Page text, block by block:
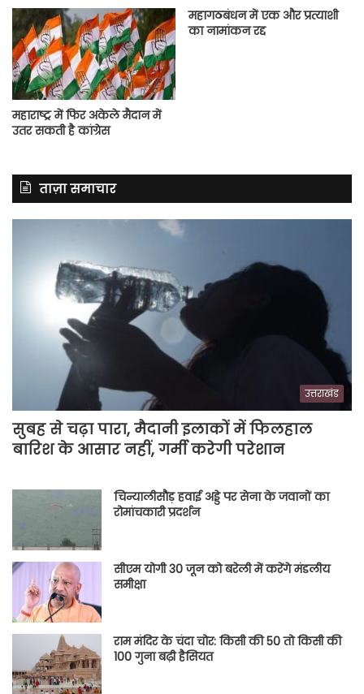
महाराष्ट्र में फिर अकेले मैदान में
उतर सकती है कांग्रेस
महागठबंधन में एक और प्रत्याशी
का नामांकन रद्द
ताज़ा समाचार
उत्तराखंड
सुबह से चढ़ा पारा, मैदानी इलाकों में फिलहाल
बारिश के आसार नहीं, गर्मी करेगी परेशान
चिन्यालीसौड़ हवाई अड्डे पर सेना के जवानों का
रोमांचकारी प्रदर्शन
सीएम योगी 30 जून को बरेली में करेंगे मंडलीय
समीक्षा
राम मंदिर के चंदा चोर: किसी की 50 तो किसी की
100 गुना बढ़ी हैसियत